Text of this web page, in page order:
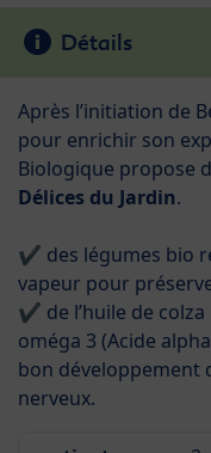
Détails
Après l’initiation de
pour enrichir son
Biologique propose
Délices du Jardin.
✔ des légumes bio
vapeur pour
✔ de l’huile de colza
oméga 3 (Acide
bon développement
nerveux.